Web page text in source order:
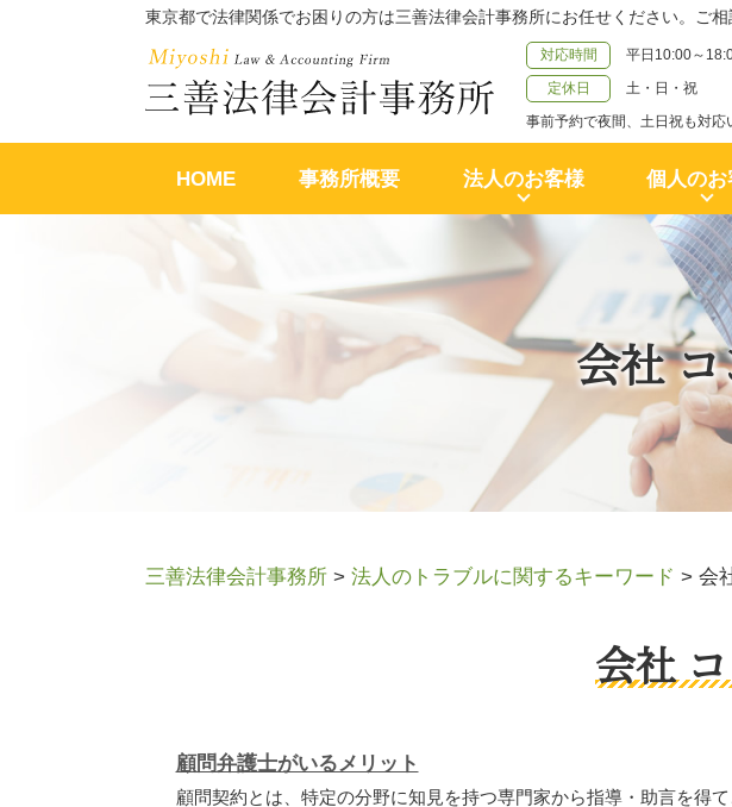
会社
東京都で法律関係でお困りの方は三善法律会計事務所にお任せください。ご
対応時間
平日10:00～
定休日
土・日・祝
事前予約で夜間、土日祝も対応
HOME 事務所概要 法人のお客様 個人のお
三善法律会計事務所 > 法人のトラブルに関するキーワード > 会
会社
顧問弁護士がいるメリット
顧問契約とは、特定の分野に知見を持つ専門家から指導・助言を得て